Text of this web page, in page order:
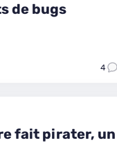
de bugs
4
fait pirater,